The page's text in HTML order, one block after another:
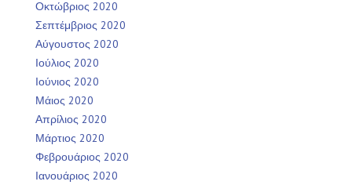
Οκτώβριος 2020
Σεπτέμβριος 2020
Αύγουστος 2020
Ιούλιος 2020
Ιούνιος 2020
Μάιος 2020
Απρίλιος 2020
Μάρτιος 2020
Φεβρουάριος 2020
Ιανουάριος 2020